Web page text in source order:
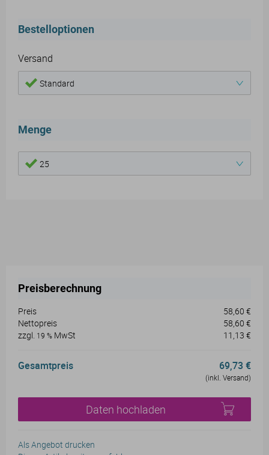
Bestelloptionen
Versand
Standard
Menge
25
Preisberechnung
Preis
58,60 €
Nettopreis
58,60 €
zzgl. 19 % MwSt 11,13 €
Gesamtpreis 69,73 €
(inkl. Versand)
Daten hochladen
Als Angebot drucken